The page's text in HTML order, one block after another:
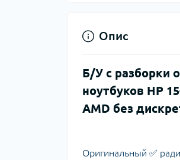
Опис
Б/У с разборки
ноутбуков HP
AMD без
Оригинальный ✅